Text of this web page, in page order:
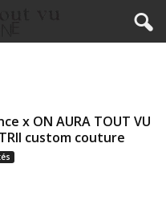
x ON AURA TOUT VU
custom couture